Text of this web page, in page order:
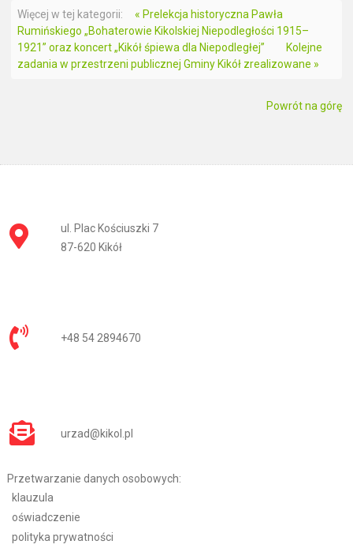
Więcej w tej kategorii:
« Prelekcja historyczna Pawła
Rumińskiego „Bohaterowie Kikolskiej Niepodległości 1915–
1921” oraz koncert „Kikół śpiewa dla Niepodległej”
Kolejne
zadania w przestrzeni publicznej Gminy Kikół zrealizowane »
Powrót na górę
ul. Plac Kościuszki 7
87-620 Kikół
+48 54 2894670
urzad@kikol.pl
Przetwarzanie danych osobowych:
klauzula
oświadczenie
polityka prywatności